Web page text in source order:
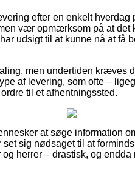
efter en enkelt
vær opmærksom på at
udsigt til at kunne nå at få
men undertiden kræves
af levering, som ofte –
til et afhentningssted.
at søge information
sig nødsaget til at
herrer – drastisk, og